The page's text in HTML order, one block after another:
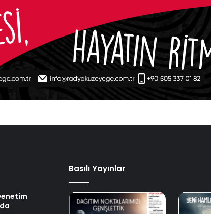
Basılı Yayınlar